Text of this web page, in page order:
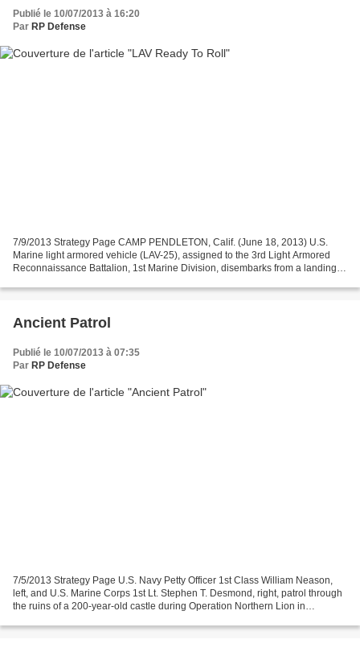
Publié le 10/07/2013 à 16:20
Par RP Defense
7/9/2013 Strategy Page CAMP PENDLETON, Calif. (June 18, 2013) U.S.
Marine light armored vehicle (LAV-25), assigned to the 3rd Light Armored
Reconnaissance Battalion, 1st Marine Division, disembarks from a landing
Ancient Patrol
Publié le 10/07/2013 à 07:35
Par RP Defense
7/5/2013 Strategy Page U.S. Navy Petty Officer 1st Class William Neason,
left, and U.S. Marine Corps 1st Lt. Stephen T. Desmond, right, patrol through
the ruins of a 200-year-old castle during Operation Northern Lion in